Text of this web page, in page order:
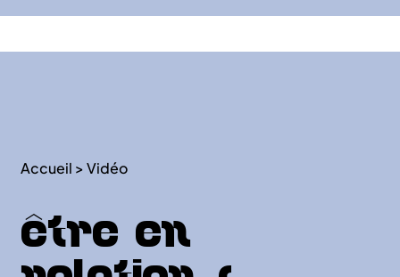
Accueil >Vidéo
Être en